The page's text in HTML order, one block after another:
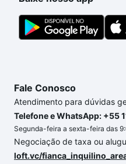
custa comprar um
gente para comprar o
segurança e conforto.
Fale Conosco
Atendimento para dúvidas
Telefone e WhatsApp: +55
Segunda-feira a sexta-feira das
Negociação de taxa ou
loft.vc/